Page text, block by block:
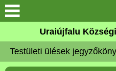
Köszöntő
Elérhetőségek
Uraiújfalu
Testületi ülések